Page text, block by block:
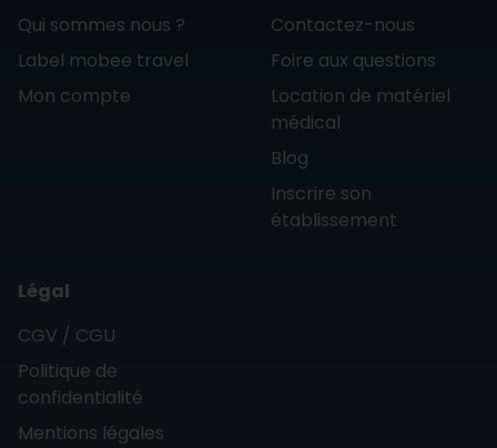
Qui sommes nous ?
Label mobee travel
Mon compte
Contactez-nous
Foire aux questions
Location de matériel
médical
Blog
Inscrire son
établissement
Légal
CGV / CGU
Politique de
confidentialité
Mentions légales